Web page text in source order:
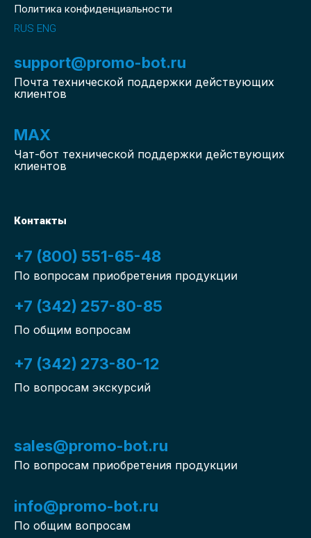
Политика конфиденциальности
RUS ENG
support@promo-bot.ru
Почта технической поддержки действующих
клиентов
MAX
Чат-бот технической поддержки действующих
клиентов
Контакты
+7 (800) 551-65-48
По вопросам приобретения продукции
+7 (342) 257-80-85
По общим вопросам
+7 (342) 273-80-12
По вопросам экскурсий
sales@promo-bot.ru
По вопросам приобретения продукции
info@promo-bot.ru
По общим вопросам